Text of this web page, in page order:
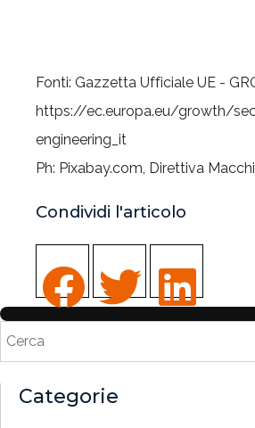
Fonti: Gazzetta Ufficiale UE -
https://ec.europa.eu/growth/
engineering_it
Ph: Pixabay.com, Direttiva
Condividi l'articolo
Categorie